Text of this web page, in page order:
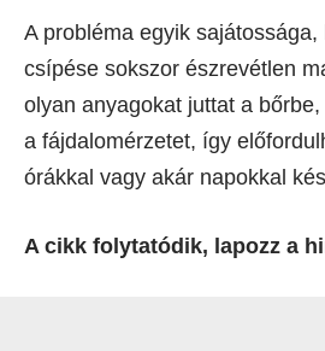
A probléma egyik
csípése sokszor észrevétlen
olyan anyagokat juttat a
a fájdalomérzetet, így
órákkal vagy akár napokkal
A cikk folytatódik, lapozz a